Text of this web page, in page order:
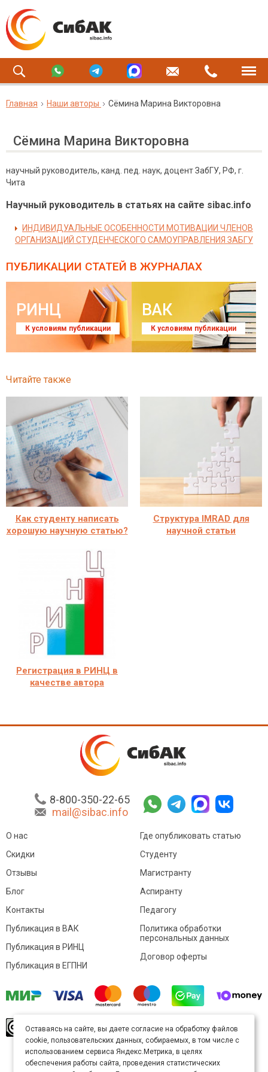
Главная Наши авторы Cёмина Марина Викторовна
Cёмина Марина Викторовна
научный руководитель, канд. пед. наук, доцент ЗабГУ, РФ, г.
Чита
Научный руководитель в статьях на сайте sibac.info
ИНДИВИДУАЛЬНЫЕ ОСОБЕННОСТИ МОТИВАЦИИ ЧЛЕНОВ
ОРГАНИЗАЦИЙ СТУДЕНЧЕСКОГО САМОУПРАВЛЕНИЯ ЗАБГУ
ПУБЛИКАЦИИ СТАТЕЙ В ЖУРНАЛАХ
РИНЦ
К условиям публикации
ВАК
К условиям публикации
Читайте также
Как студенту написать
хорошую научную статью?
Структура IMRAD для
научной статьи
Регистрация в РИНЦ в
качестве автора
8-800-350-22-65
mail@sibac.info
О нас
Скидки
Отзывы
Блог
Контакты
Где опубликовать статью
Студенту
Магистранту
Аспиранту
Педагогу
Публикация в ВАК
Публикация в РИНЦ
Публикация в ЕГПНИ
Политика обработки
персональных данных
Договор оферты
произведение доступно полицензии Creative
Commons «Attribution» («Атрибуция») 4.0
Непортированная.
Карта сайта
Оставаясь на сайте, вы даете согласие на обработку файлов
cookie, пользовательских данных, собираемых, в том числе с
использованием сервиса Яндекс.Метрика, в целях
обеспечения работы сайта, проведения статистических